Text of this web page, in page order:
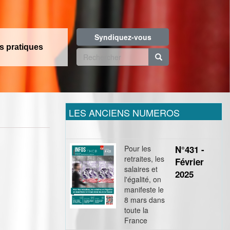
pratiques
Syndiquez-vous
Formulaire
recherche
LES ANCIENS NUMEROS
Pour les
retraites, les
salaires et
l'égalité, on
manifeste le
8 mars dans
toute la
France
N°431 -
Février
2025